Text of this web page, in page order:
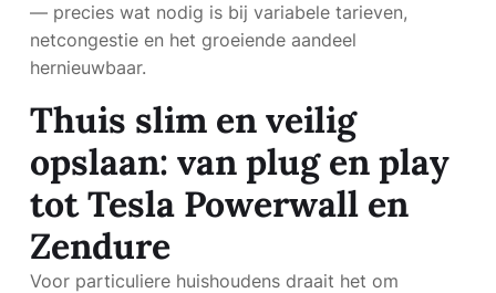
— precies wat nodig is bij variabele tarieven,
netcongestie en het groeiende aandeel
hernieuwbaar.
Thuis slim en veilig
opslaan: van plug en play
tot Tesla Powerwall en
Zendure
Voor particuliere huishoudens draait het om